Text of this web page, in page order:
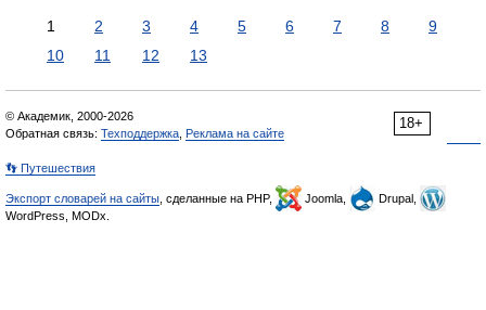
1 2 3 4 5 6 7 8
9
10
11 12 13
18+
© Академик, 2000-2026
Обратная связь: Техподдержка Реклама на сайте
👣 Путешествия
Экспорт словарей на сайты , сделанные на PHP, Joomla,
Drupal,
WordPress, MODx.